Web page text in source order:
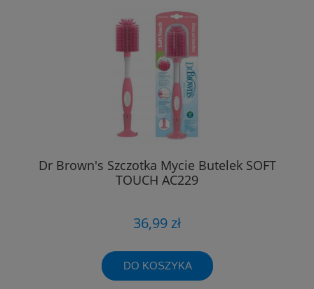
Dr Brown's Szczotka Mycie Butelek SOFT
TOUCH AC229
36,99 zł
DO KOSZYKA